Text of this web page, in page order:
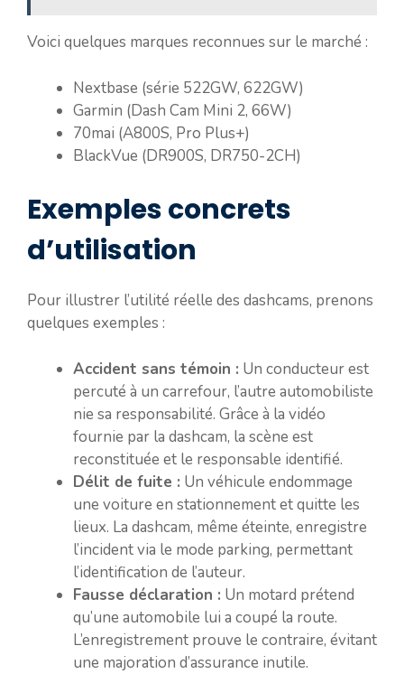
Voici quelques marques reconnues sur le marché :
Nextbase (série 522GW, 622GW)
Garmin (Dash Cam Mini 2, 66W)
70mai (A800S, Pro Plus+)
BlackVue (DR900S, DR750-2CH)
Exemples concrets
d’utilisation
Pour illustrer l’utilité réelle des dashcams, prenons
quelques exemples :
Accident sans témoin : Un conducteur est
percuté à un carrefour, l’autre automobiliste
nie sa responsabilité. Grâce à la vidéo
fournie par la dashcam, la scène est
reconstituée et le responsable identifié.
Délit de fuite : Un véhicule endommage
une voiture en stationnement et quitte les
lieux. La dashcam, même éteinte, enregistre
l’incident via le mode parking, permettant
l’identification de l’auteur.
Fausse déclaration : Un motard prétend
qu’une automobile lui a coupé la route.
L’enregistrement prouve le contraire, évitant
une majoration d’assurance inutile.